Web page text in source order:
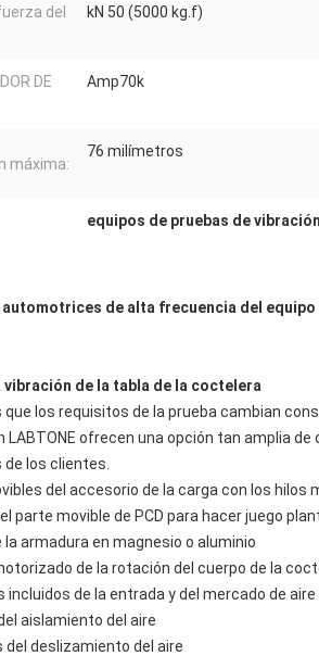
del
kN 50 (5000 kg.f)
DE
Amp70k
máxima:
76 milímetros
equipos de pruebas de vibración
de alta frecuencia del equipo
vibración de la tabla de la coctelera
los requisitos de la prueba cambian
LABTONE ofrecen una opción tan amplia
los clientes.
del accesorio de la carga con los hilos
parte movible de PCD para hacer juego
la armadura en magnesio o aluminio
de la rotación del cuerpo de la
incluidos de la entrada y del mercado de aire
aislamiento del aire
del deslizamiento del aire